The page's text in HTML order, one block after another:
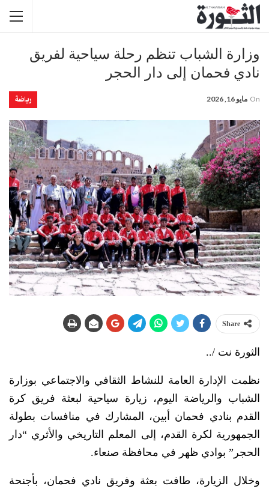
وزارة الشباب تنظم رحلة سياحية لفريق
نادي فحمان إلى دار الحجر
رياضة On مايو 16, 2026
Share
الثورة نت /..
نظمت الإدارة العامة للنشاط الثقافي والاجتماعي بوزارة
الشباب والرياضة اليوم، زيارة سياحية لبعثة فريق كرة
القدم بنادي فحمان أبين، المشارك في منافسات بطولة
الجمهورية لكرة القدم، إلى المعلم التاريخي والأثري “دار
الحجر” بوادي ظهر في محافظة صنعاء.
وخلال الزيارة، طافت بعثة وفريق نادي فحمان، بأجنحة